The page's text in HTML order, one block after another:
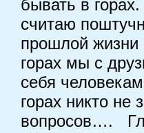
бывать в
считаю
прошлой
горах мы с
себя
горах никто не
вопросов….